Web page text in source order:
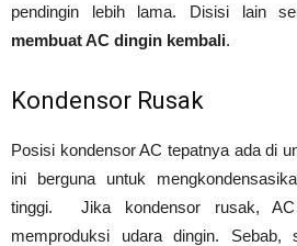
pendingin lebih lama. Disisi lain
membuat AC dingin kembali.
Kondensor Rusak
Posisi kondensor AC tepatnya ada di
ini berguna untuk
tinggi. Jika kondensor rusak,
memproduksi udara dingin.